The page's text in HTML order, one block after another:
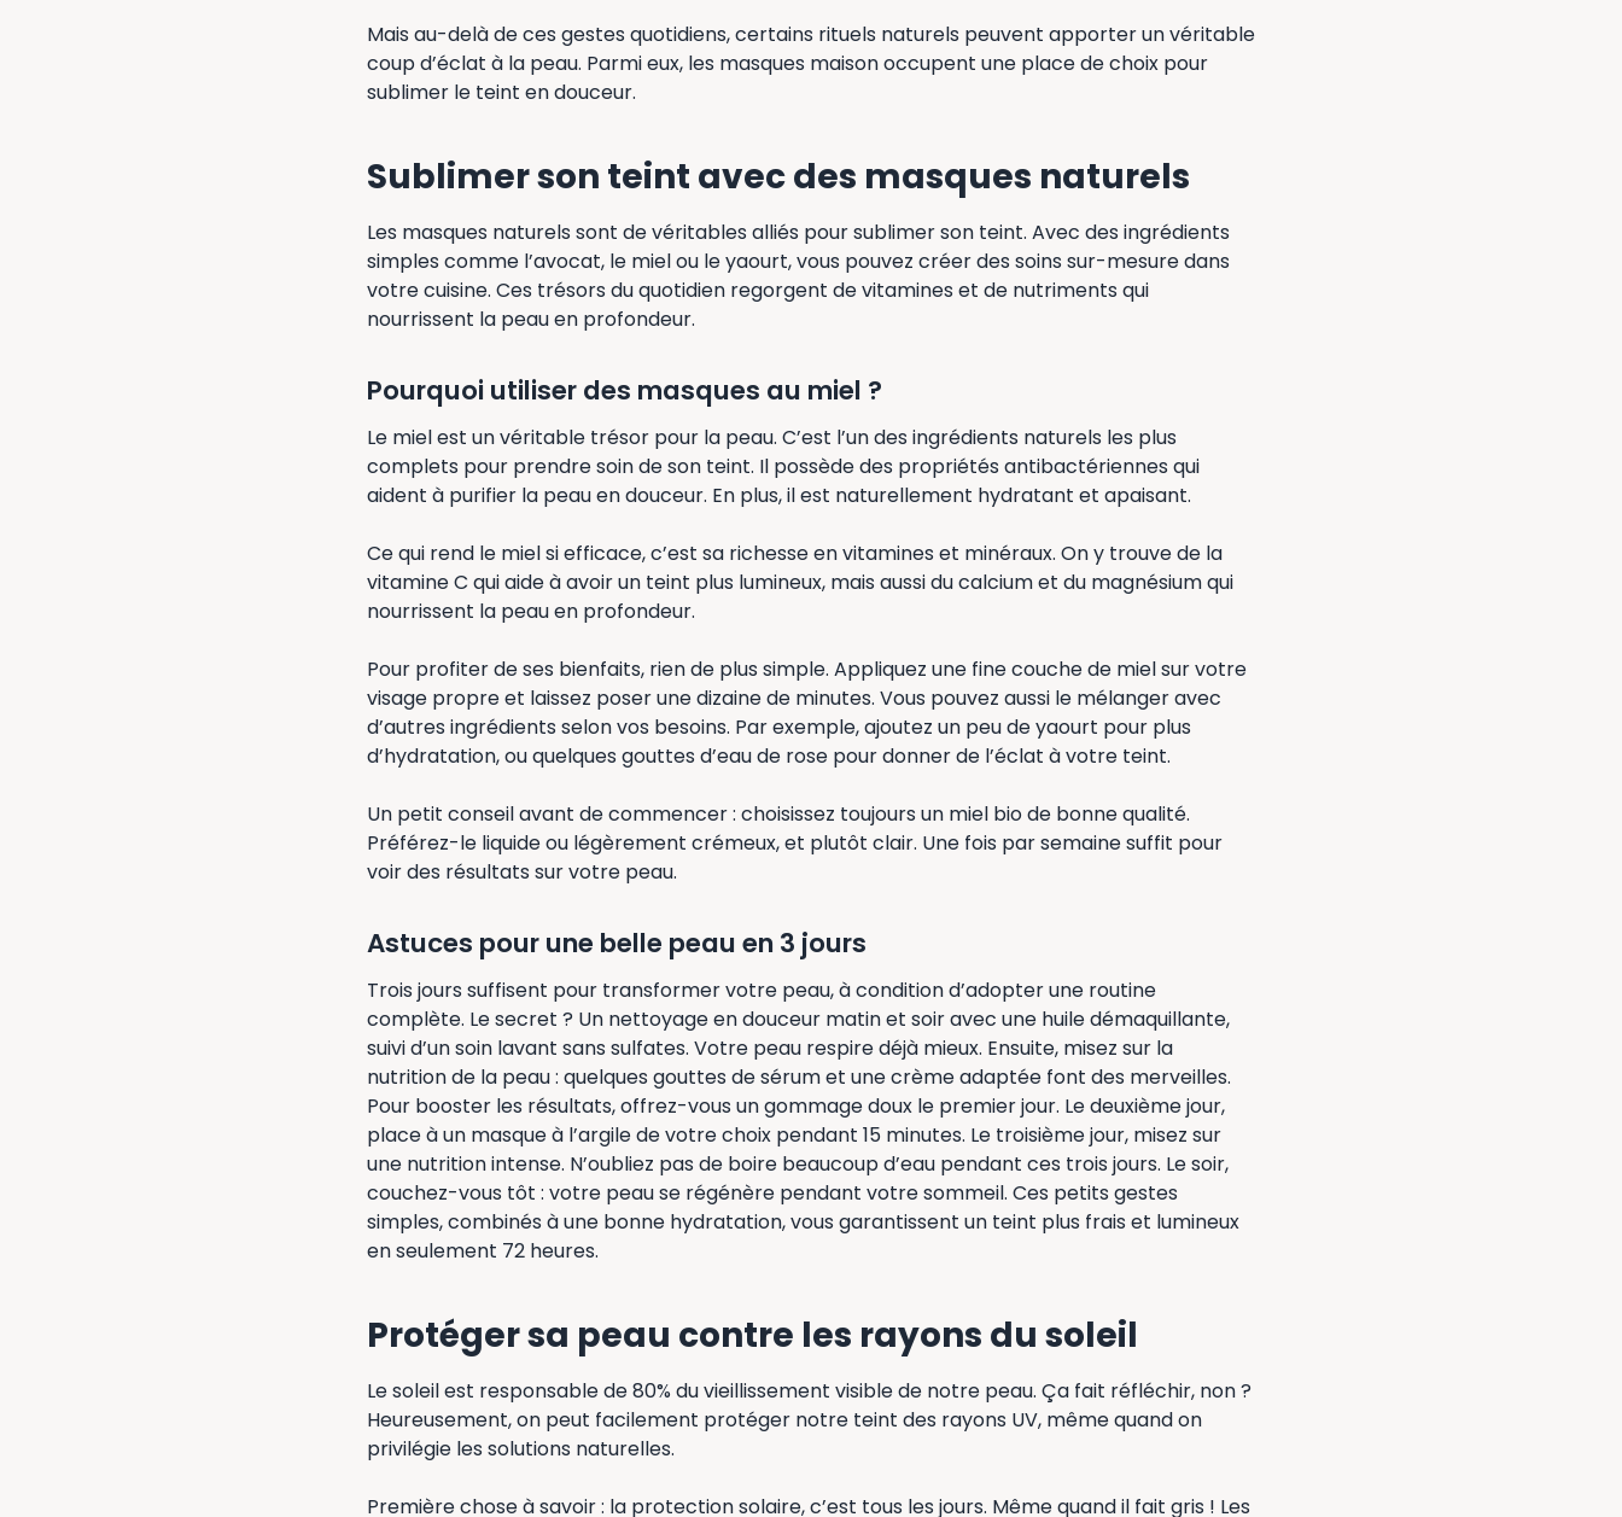
Mais au-delà de ces gestes quotidiens, certains rituels naturels peuvent apporter un véritable
coup d’éclat à la peau. Parmi eux, les masques maison occupent une place de choix pour
sublimer le teint en douceur.
Sublimer son teint avec des masques naturels
Les masques naturels sont de véritables alliés pour sublimer son teint. Avec des ingrédients
simples comme l’avocat, le miel ou le yaourt, vous pouvez créer des soins sur-mesure dans
votre cuisine. Ces trésors du quotidien regorgent de vitamines et de nutriments qui
nourrissent la peau en profondeur.
Pourquoi utiliser des masques au miel ?
Le miel est un véritable trésor pour la peau. C’est l’un des ingrédients naturels les plus
complets pour prendre soin de son teint. Il possède des propriétés antibactériennes qui
aident à purifier la peau en douceur. En plus, il est naturellement hydratant et apaisant.
Ce qui rend le miel si efficace, c’est sa richesse en vitamines et minéraux. On y trouve de la
vitamine C qui aide à avoir un teint plus lumineux, mais aussi du calcium et du magnésium qui
nourrissent la peau en profondeur.
Pour profiter de ses bienfaits, rien de plus simple. Appliquez une fine couche de miel sur votre
visage propre et laissez poser une dizaine de minutes. Vous pouvez aussi le mélanger avec
d’autres ingrédients selon vos besoins. Par exemple, ajoutez un peu de yaourt pour plus
d’hydratation, ou quelques gouttes d’eau de rose pour donner de l’éclat à votre teint.
Un petit conseil avant de commencer : choisissez toujours un miel bio de bonne qualité.
Préférez-le liquide ou légèrement crémeux, et plutôt clair. Une fois par semaine suffit pour
voir des résultats sur votre peau.
Astuces pour une belle peau en 3 jours
Trois jours suffisent pour transformer votre peau, à condition d’adopter une routine
complète. Le secret ? Un nettoyage en douceur matin et soir avec une huile démaquillante,
suivi d’un soin lavant sans sulfates. Votre peau respire déjà mieux. Ensuite, misez sur la
nutrition de la peau : quelques gouttes de sérum et une crème adaptée font des merveilles.
Pour booster les résultats, offrez-vous un gommage doux le premier jour. Le deuxième jour,
place à un masque à l’argile de votre choix pendant 15 minutes. Le troisième jour, misez sur
une nutrition intense. N’oubliez pas de boire beaucoup d’eau pendant ces trois jours. Le soir,
couchez-vous tôt : votre peau se régénère pendant votre sommeil. Ces petits gestes
simples, combinés à une bonne hydratation, vous garantissent un teint plus frais et lumineux
en seulement 72 heures.
Protéger sa peau contre les rayons du soleil
Le soleil est responsable de 80% du vieillissement visible de notre peau. Ça fait réfléchir, non ?
Heureusement, on peut facilement protéger notre teint des rayons UV, même quand on
privilégie les solutions naturelles.
Première chose à savoir : la protection solaire, c’est tous les jours. Même quand il fait gris ! Les